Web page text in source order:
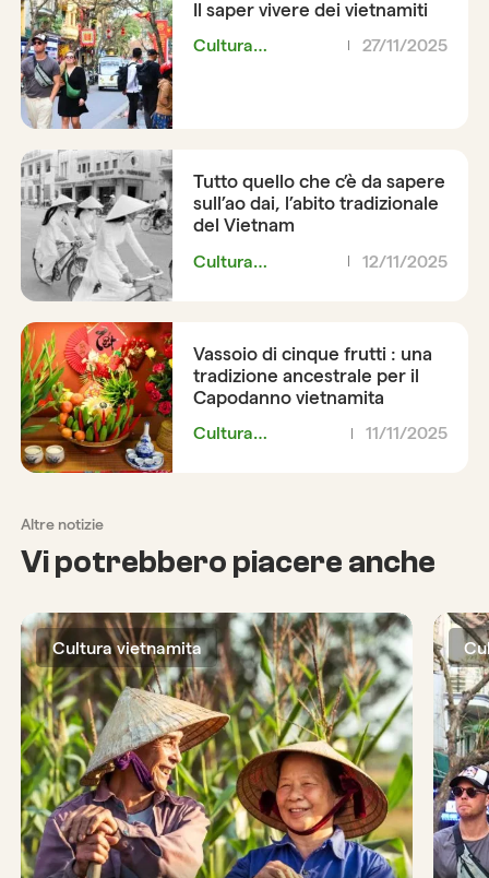
Il saper vivere dei vietnamiti
Cultura
27/11/2025
Tutto quello che c’è da sapere
sull’ao dai, l’abito tradizionale
del Vietnam
Cultura
12/11/2025
Vassoio di cinque frutti : una
tradizione ancestrale per il
Capodanno vietnamita
Cultura
11/11/2025
Altre notizie
Vi potrebbero piacere anche
Cultura vietnamita